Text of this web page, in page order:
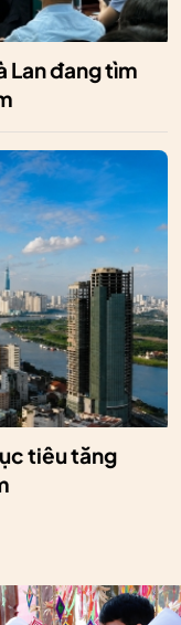
Lan đang tìm
tiêu tăng